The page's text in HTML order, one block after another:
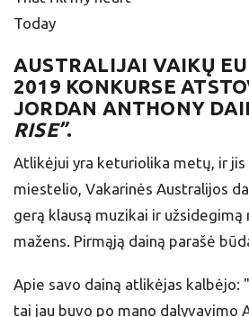
Today
AUSTRALIJAI VAIKŲ
2019 KONKURSE
JORDAN ANTHONY
RISE”.
Atlikėjui yra keturiolika metų, ir jis
miestelio, Vakarinės Australijos
gerą klausą muzikai ir užsidegimą
mažens. Pirmąją dainą parašė
Apie savo dainą atlikėjas kalbėjo:
tai jau buvo po mano dalyvavimo